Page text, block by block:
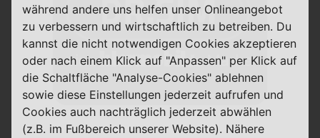
während andere uns helfen unser Onlineangebot
zu verbessern und wirtschaftlich zu betreiben. Du
kannst die nicht notwendigen Cookies akzeptieren
oder nach einem Klick auf "Anpassen" per Klick auf
die Schaltfläche "Analyse-Cookies" ablehnen
sowie diese Einstellungen jederzeit aufrufen und
Cookies auch nachträglich jederzeit abwählen
(z.B. im Fußbereich unserer Website). Nähere